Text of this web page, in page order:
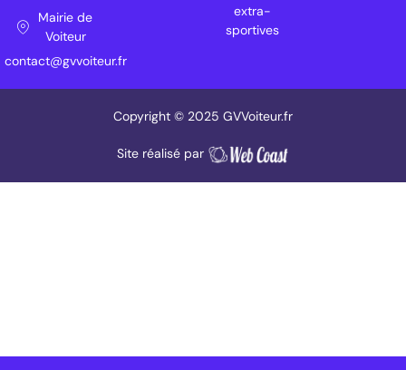
Mairie de
Voiteur
contact@gvvoiteur.fr
extra-
sportives
Copyright © 2025 GVVoiteur.fr
Site réalisé par